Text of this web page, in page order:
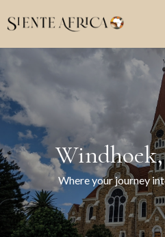
Where your journey